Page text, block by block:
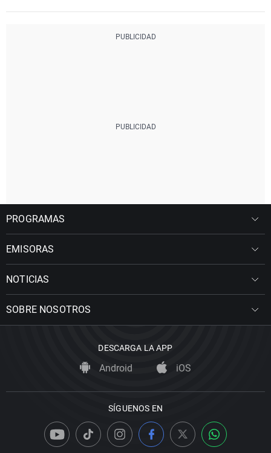
PROGRAMAS
EMISORAS
NOTICIAS
SOBRE NOSOTROS
DESCARGA LA APP
Android iOS
SÍGUENOS EN